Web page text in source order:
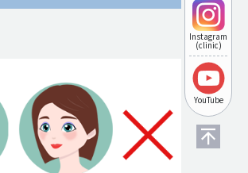
Instagram
(clinic)
YouTube